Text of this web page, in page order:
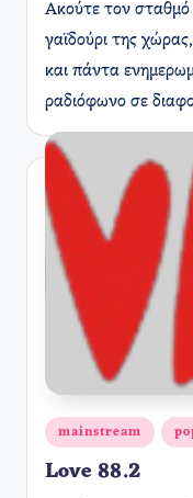
Ακούτε τον
γαϊδούρι της
και πάντα
ραδιόφωνο σε
Αναρτήθηκε
σε
mainstream
Love 88.2